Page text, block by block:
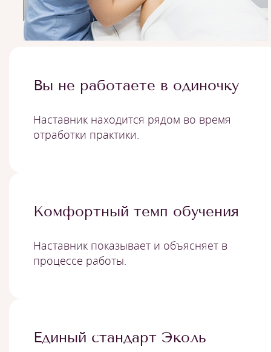
Вы не работаете в одиночку
Наставник находится рядом во время
отработки практики.
Комфортный темп обучения
Наставник показывает и объясняет в
процессе работы.
Единый стандарт Эколь